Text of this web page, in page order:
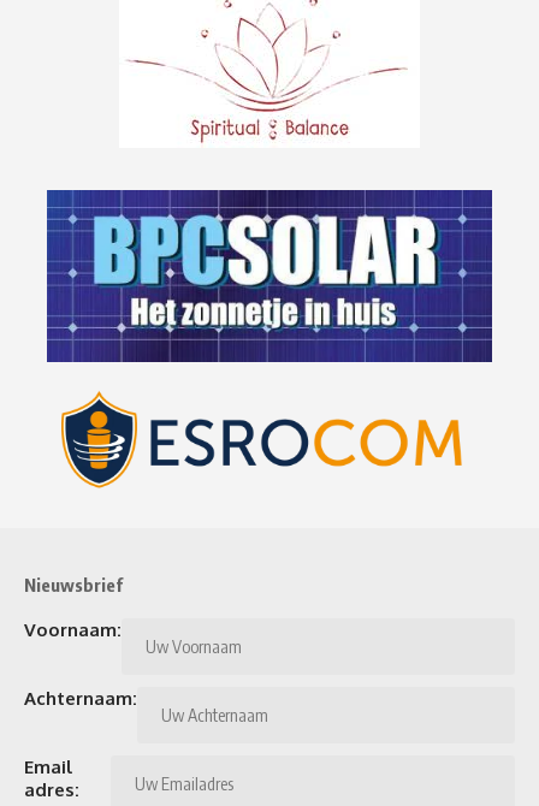
Nieuwsbrief
Voornaam:
Achternaam:
Email
adres: